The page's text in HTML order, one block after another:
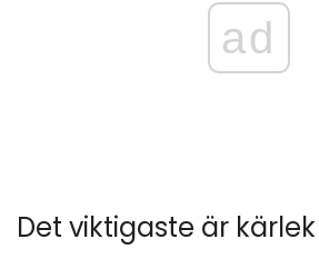
ad
Det viktigaste är kärlek